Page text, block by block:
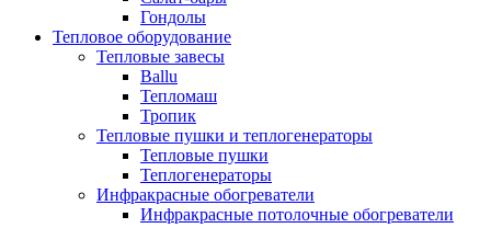
Гондолы
Тепловое оборудование
Тепловые завесы
Ballu
Тепломаш
Тропик
Тепловые пушки и теплогенераторы
Тепловые пушки
Теплогенераторы
Инфракрасные обогреватели
Инфракрасные потолочные обогреватели